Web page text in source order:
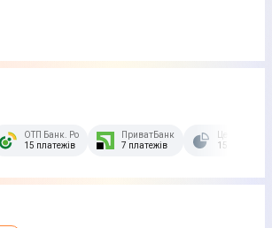
ОТП Банк. Розстрочка Скибочка.
15 платежів
ПриватБанк
7 платежів
15 платежів